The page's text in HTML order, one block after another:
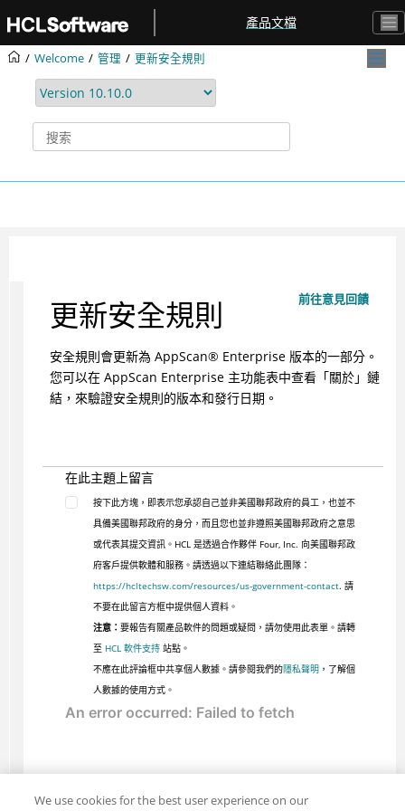
產品文檔
Welcome 管理 更新安全規則
前往意見回饋
更新安全規則
安全規則會更新為 AppScan® Enterprise 版本的一部分。
您可以在 AppScan Enterprise 主功能表中查看「關於」鏈
結，來驗證安全規則的版本和發行日期。
在此主題上留言
按下此方塊，即表示您承認自己並非美國聯邦政府的員工，也並不
具備美國聯邦政府的身分，而且您也並非遵照美國聯邦政府之意思
或代表其提交資訊。HCL 是透過合作夥伴 Four, Inc. 向美國聯邦政
府客戶提供軟體和服務。請透過以下連結聯絡此團隊：
https://hcltechsw.com/resources/us-government-contact. 請
不要在此留言方框中提供個人資料。
注意： 要報告有關產品軟件的問題或疑問，請勿使用此表單。請轉
至 HCL 軟件支持站點。
不應在此評論框中共享個人數據。請參閱我們的隱私聲明 ，了解個
人數據的使用方式。
We use cookies for the best user experience on our